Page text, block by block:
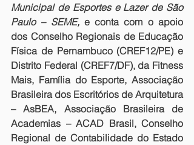
Municipal de Esportes e Lazer de São
Paulo – SEME, e conta com o apoio
dos Conselho Regionais de Educação
Física de Pernambuco (CREF12/PE) e
Distrito Federal (CREF7/DF), da Fitness
Mais, Família do Esporte, Associação
Brasileira dos Escritórios de Arquitetura
– AsBEA, Associação Brasileira de
Academias – ACAD Brasil, Conselho
Regional de Contabilidade do Estado